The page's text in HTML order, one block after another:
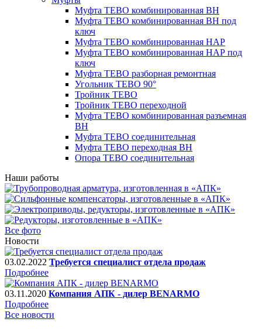
Муфта TEBO комбинированная ВН
Муфта TEBO комбинированная ВН под
ключ
Муфта TEBO комбинированная НАР
Муфта TEBO комбинированная НАР под
ключ
Муфта TEBO разборная ремонтная
Угольник TEBO 90°
Тройник TEBO
Тройник TEBO переходной
Муфта TEBO комбинированная разъемная
ВН
Муфта TEBO соединительная
Муфта TEBO переходная ВН
Опора TEBO соединительная
Наши работы
Все фото
Новости
03.02.2022 Требуется специалист отдела продаж
Подробнее
03.11.2020 Компания АПК - дилер BENARMO
Подробнее
Все новости